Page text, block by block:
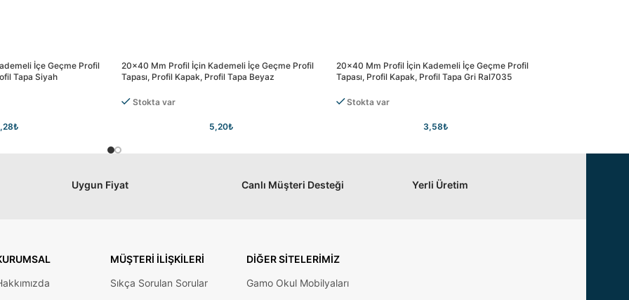
İçe Geçme Profil
Tapa Siyah
₺
20×40 Mm Profil İçin Kademeli İçe Geçme Profil
Tapası, Profil Kapak, Profil Tapa Beyaz
Stokta var
5,20₺
20×40 Mm Profil İçin Kademeli İçe Geçme Profil
Tapası, Profil Kapak, Profil Tapa Gri Ral7035
Stokta var
3,58₺
Uygun Fiyat Canlı Müşteri Desteği Yerli Üretim
MÜŞTERI İLIŞKILERI
Sıkça Sorulan Sorular
DIĞER SITELERIMIZ
Gamo Okul Mobilyaları